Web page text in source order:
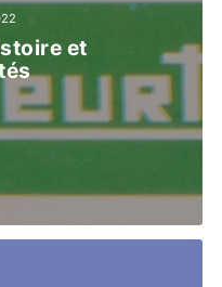
et